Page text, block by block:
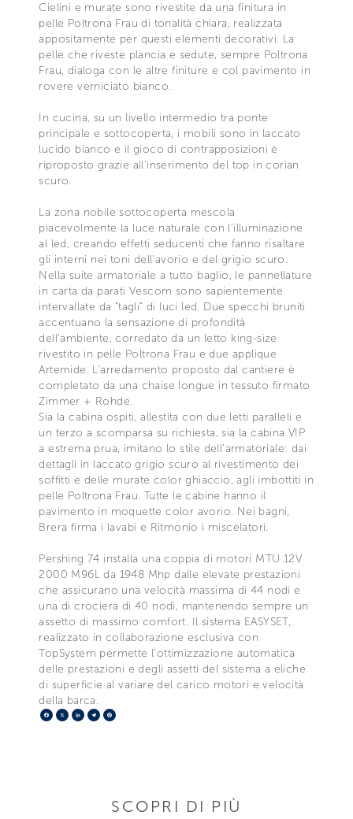
Cielini e murate sono rivestite da una finitura in
pelle Poltrona Frau di tonalità chiara, realizzata
appositamente per questi elementi decorativi. La
pelle che riveste plancia e sedute, sempre Poltrona
Frau, dialoga con le altre finiture e col pavimento in
rovere verniciato bianco.
In cucina, su un livello intermedio tra ponte
principale e sottocoperta, i mobili sono in laccato
lucido bianco e il gioco di contrapposizioni è
riproposto grazie all’inserimento del top in corian
scuro.
La zona nobile sottocoperta mescola
piacevolmente la luce naturale con l’illuminazione
al led, creando effetti seducenti che fanno risaltare
gli interni nei toni dell’avorio e del grigio scuro.
Nella suite armatoriale a tutto baglio, le pannellature
in carta da parati Vescom sono sapientemente
intervallate da “tagli” di luci led. Due specchi bruniti
accentuano la sensazione di profondità
dell’ambiente, corredato da un letto king-size
rivestito in pelle Poltrona Frau e due applique
Artemide. L’arredamento proposto dal cantiere è
completato da una chaise longue in tessuto firmato
Zimmer + Rohde.
Sia la cabina ospiti, allestita con due letti paralleli e
un terzo a scomparsa su richiesta, sia la cabina VIP
a estrema prua, imitano lo stile dell’armatoriale: dai
dettagli in laccato grigio scuro al rivestimento dei
soffitti e delle murate color ghiaccio, agli imbottiti in
pelle Poltrona Frau. Tutte le cabine hanno il
pavimento in moquette color avorio. Nei bagni,
Brera firma i lavabi e Ritmonio i miscelatori.
Pershing 74 installa una coppia di motori MTU 12V
2000 M96L da 1948 Mhp dalle elevate prestazioni
che assicurano una velocità massima di 44 nodi e
una di crociera di 40 nodi, mantenendo sempre un
assetto di massimo comfort. Il sistema EASYSET,
realizzato in collaborazione esclusiva con
TopSystem permette l’ottimizzazione automatica
delle prestazioni e degli assetti del sistema a eliche
di superficie al variare del carico motori e velocità
della barca.
Facebook
X LinkedIn
Telegram
SCOPRI DI PIÙ